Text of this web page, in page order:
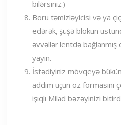
bilərsiniz.)
Boru təmizləyicisi və ya
edərək, şüşə blokun
əvvəllər lentdə
yayın.
İstədiyiniz mövqeyə
addım üçün öz formasını
işıqlı Milad bəzəyinizi